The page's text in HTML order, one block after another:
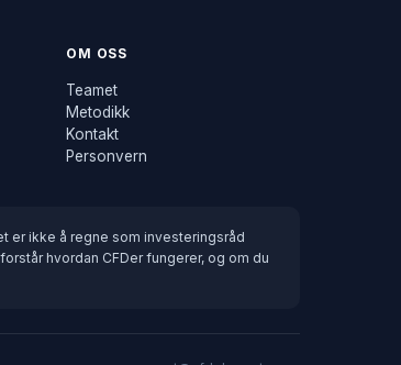
OM OSS
Teamet
Metodikk
Kontakt
Personvern
er ikke å regne som investeringsråd
hvordan CFDer fungerer, og om du